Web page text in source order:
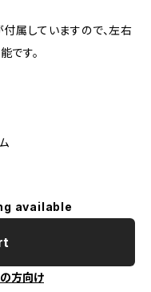
属していますので、左右
です。
available
方向け